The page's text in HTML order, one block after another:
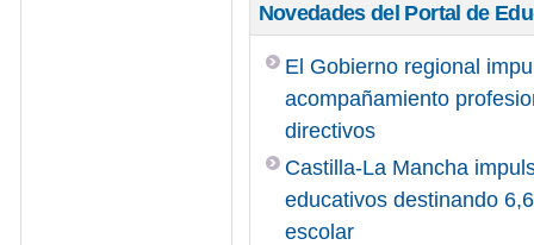
Novedades del Portal de
El Gobierno regional
acompañamiento
directivos
Castilla-La Mancha
educativos destinando
escolar